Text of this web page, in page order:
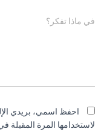
في ماذا تفكر؟
احفظ اسمي، بريدي
لاستخدامها المرة المقبلة